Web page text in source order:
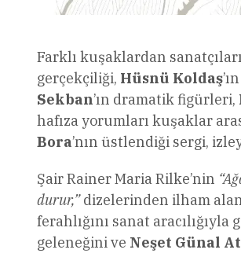
Farklı kuşaklardan
gerçekçiliği, Hüsnü Koldaş
Sekban’ın dramatik figürleri,
hafıza yorumları kuşaklar
Bora’nın üstlendiği sergi,
Şair Rainer Maria Rilke’nin
durur,”dizelerinden ilham
ferahlığını sanat aracılığıyla
geleneğini ve Neşet Günal